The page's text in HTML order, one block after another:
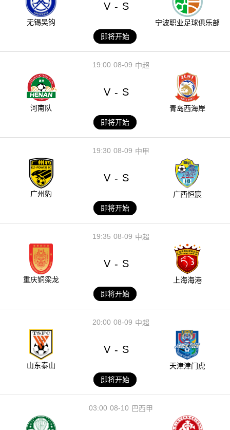
无锡吴钩
V - S
宁波职业足球俱乐部
即将开始
08-09
19:00 中超
河南队
V - S
青岛西海岸
即将开始
08-09
19:30 中甲
广州豹
V - S
广西恒宸
即将开始
08-09
19:35 中超
重庆铜梁龙
V - S
上海海港
即将开始
08-09
20:00 中超
山东泰山
V - S
天津津门虎
即将开始
08-10
03:00 巴西甲